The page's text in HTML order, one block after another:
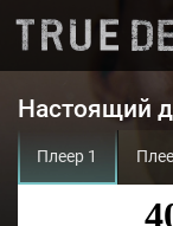
Настоящий
Плеер 1